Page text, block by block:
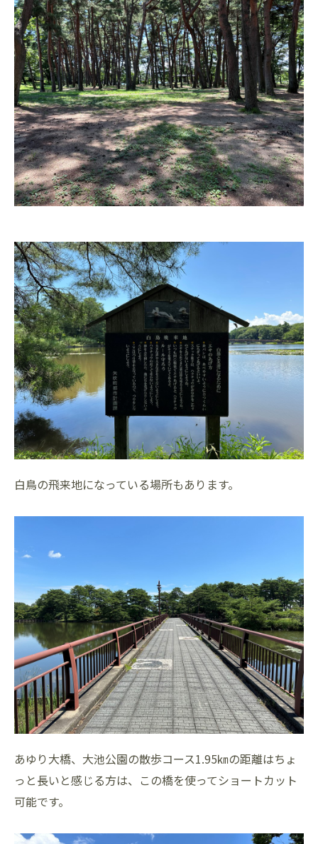
白鳥の飛来地になっている場所もあります。
あゆり大橋、大池公園の散歩コース1.95㎞の距離はちょ
っと長いと感じる方は、この橋を使ってショートカット
可能です。